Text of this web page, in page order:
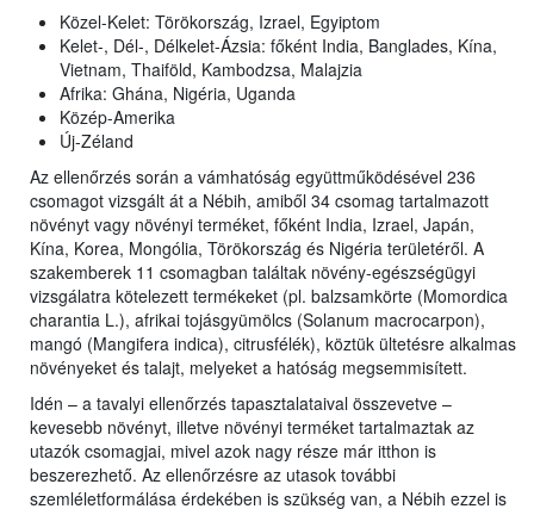
Közel-Kelet: Törökország, Izrael, Egyiptom
Kelet-, Dél-, Délkelet-Ázsia: főként India, Banglades, Kína,
Vietnam, Thaiföld, Kambodzsa, Malajzia
Afrika: Ghána, Nigéria, Uganda
Közép-Amerika
Új-Zéland
Az ellenőrzés során a vámhatóság együttműködésével 236
csomagot vizsgált át a Nébih, amiből 34 csomag tartalmazott
növényt vagy növényi terméket, főként India, Izrael, Japán,
Kína, Korea, Mongólia, Törökország és Nigéria területéről. A
szakemberek 11 csomagban találtak növény-egészségügyi
vizsgálatra kötelezett termékeket (pl. balzsamkörte (Momordica
charantia L.), afrikai tojásgyümölcs (Solanum macrocarpon),
mangó (Mangifera indica), citrusfélék), köztük ültetésre alkalmas
növényeket és talajt, melyeket a hatóság megsemmisített.
Idén – a tavalyi ellenőrzés tapasztalataival összevetve –
kevesebb növényt, illetve növényi terméket tartalmaztak az
utazók csomagjai, mivel azok nagy része már itthon is
beszerezhető. Az ellenőrzésre az utasok további
szemléletformálása érdekében is szükség van, a Nébih ezzel is